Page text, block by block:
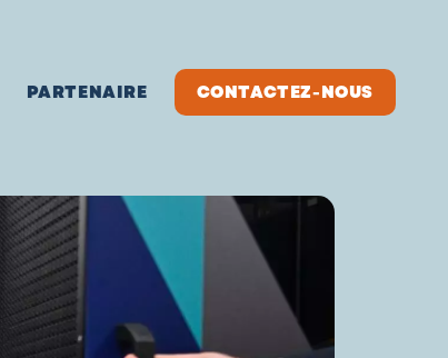
PARTENAIRE CONTACTEZ-NOUS